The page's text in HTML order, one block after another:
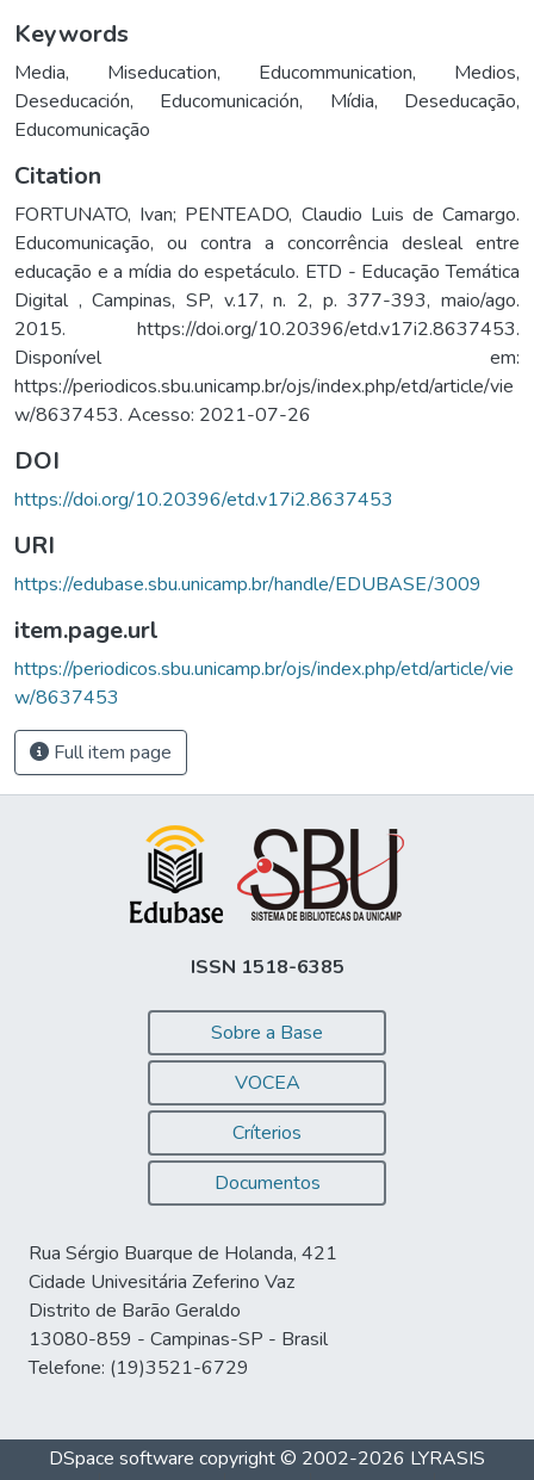
Keywords
Media, Miseducation, Educommunication, Medios,
Deseducación, Educomunicación, Mídia, Deseducação,
Educomunicação
Citation
FORTUNATO, Ivan; PENTEADO, Claudio Luis de Camargo.
Educomunicação, ou contra a concorrência desleal entre
educação e a mídia do espetáculo. ETD - Educação Temática
Digital , Campinas, SP, v.17, n. 2, p. 377-393, maio/ago.
2015. https://doi.org/10.20396/etd.v17i2.8637453.
Disponível em:
https://periodicos.sbu.unicamp.br/ojs/index.php/etd/article/vie
w/8637453. Acesso: 2021-07-26
DOI
https://doi.org/10.20396/etd.v17i2.8637453
URI
https://edubase.sbu.unicamp.br/handle/EDUBASE/3009
item.page.url
https://periodicos.sbu.unicamp.br/ojs/index.php/etd/article/vie
w/8637453
Full item page
ISSN 1518-6385
Sobre a Base
VOCEA
Críterios
Documentos
Rua Sérgio Buarque de Holanda, 421
Cidade Univesitária Zeferino Vaz
Distrito de Barão Geraldo
13080-859 - Campinas-SP - Brasil
Telefone: (19)3521-6729
DSpace software copyright © 2002-2026 LYRASIS